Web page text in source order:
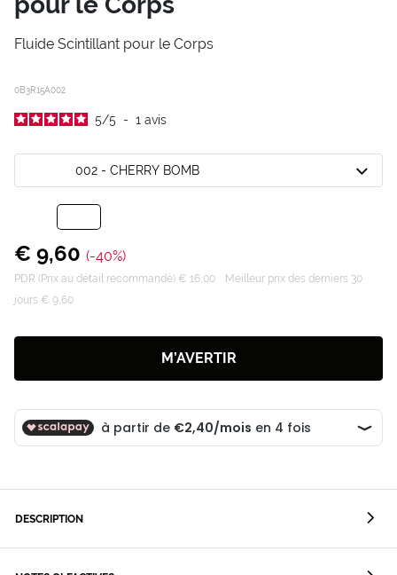
Fluide Scintillant pour le Corps
0B3R15A002
5/5 - 1 avis
002 - CHERRY BOMB
€ 9,60 (-40%)
PDR (Prix au détail recommandé) € 16,00
Meilleur prix des derniers 30
jours € 9,60
M’AVERTIR
DESCRIPTION